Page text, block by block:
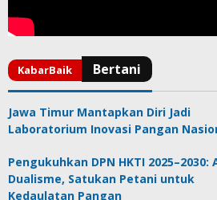
Jawa Timur Mantapkan Diri Jadi
Laboratorium Inovasi Pangan
Pengukuhkan DPN HKTI 2025–2030:
Dualisme, Satukan Petani untuk
Kedaulatan Pangan